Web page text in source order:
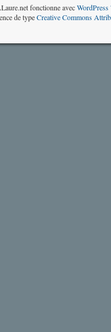
fonctionne avecWordPress
de typeCreative Commons